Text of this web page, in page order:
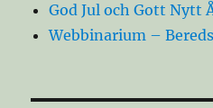
God Jul och Gott Nytt
Webbinarium –